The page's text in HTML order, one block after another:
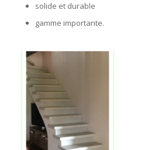
solide et durable
gamme importante.